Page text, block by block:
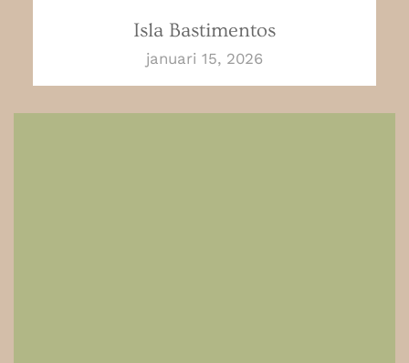
Isla Bastimentos
januari 15, 2026